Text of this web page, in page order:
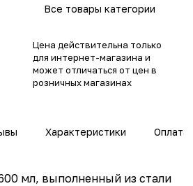
Все товары категории
Цена действительна только
для интернет-магазина и
может отличаться от цен в
розничных магазинах
Характеристики Оплата
мл, выполненный из стали